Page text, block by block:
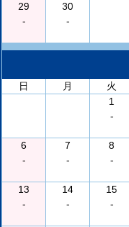
29
-
30
-
日
月 火
1
-
6
-
7
-
8
-
13
-
14
-
15
-